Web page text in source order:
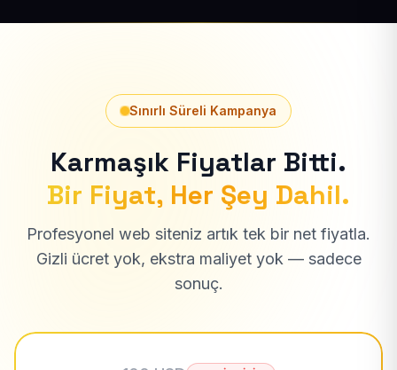
Sınırlı Süreli Kampanya
Karmaşık Fiyatlar Bitti.
Bir Fiyat, Her Şey Dahil.
Profesyonel web siteniz artık tek bir net fiyatla.
Gizli ücret yok, ekstra maliyet yok — sadece
sonuç.